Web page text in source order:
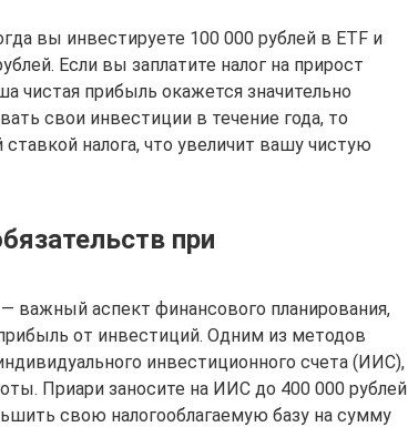
вы инвестируете 100 000 рублей в ETF и
Если вы заплатите налог на прирост
чистая прибыль окажется значительно
свои инвестиции в течение года, то
налога, что увеличит вашу чистую
при
важный аспект финансового планирования,
от инвестиций. Одним из методов
инвестиционного счета (ИИС),
Приари заносите на ИИС до 400 000 рублей
свою налогооблагаемую базу на сумму